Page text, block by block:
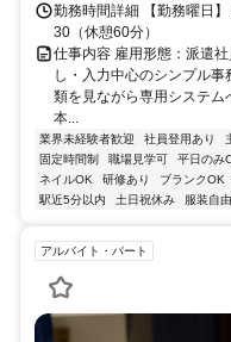
勤務時間詳細 【勤務曜日
30（休憩60分）
仕事内容 雇用形態：派遣
し・入力中心のシンプル
類を見ながら専用システム
本...
業界未経験者歓迎 社員登用あり
固定時間制
職場見学可 平日のみ
ネイルOK
研修あり ブランクOK
駅近5分以内
土日祝休み 服装自由
アルバイト・パート